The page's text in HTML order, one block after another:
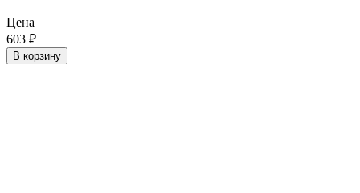
Цена
603 ₽
В корзину